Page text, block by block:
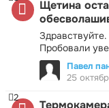
Щетина
Пробовали
Павел
25
2